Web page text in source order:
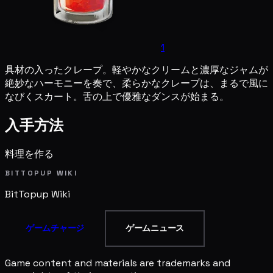
1
具材の入ったクレープ。軽やかなクリームと濃厚なジャムが
絶妙なハーモニーを奏で、柔らかなクレープは、まるで風に
なびくスカート。舌の上で優雅なダンスが始まる。
入手方法
料理を作る
BITTOPUP WIKI
BitTopup Wiki
ゲームチャージ ゲームニュース
Game content and materials are trademarks and